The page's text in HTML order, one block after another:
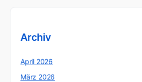
Archiv
April 2026
März 2026